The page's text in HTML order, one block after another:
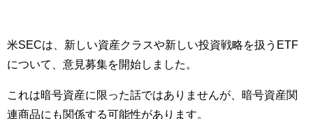
米SECは、新しい資産クラスや新しい投資戦略を扱うETF
について、意見募集を開始しました。
これは暗号資産に限った話ではありませんが、暗号資産関
連商品にも関係する可能性があります。